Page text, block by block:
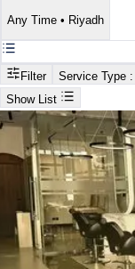
Any Time • Riyadh
Filter Service Type :
Show List
Search
Best Body
Best Body